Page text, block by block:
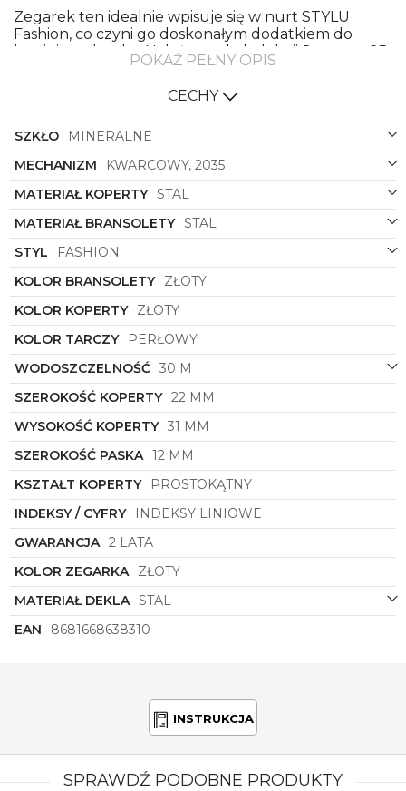
Zegarek ten idealnie wpisuje się w nurt STYLU
Fashion, co czyni go doskonałym dodatkiem do
letniej garderoby. Należy on do kolekcji Summer 25,
co dodaje mu niepowtarzalnego, letniego
charakteru, idealnego na ciepłe, słoneczne dni.
bransoleta, jak i koperta tego zegarka są w kolorze
złotym, co dodaje mu szyku i elegancji. Kolorowa
tarcza w odcieniu perłowym nadaje mu subtelności
i klasy, doskonale współgrając z całością designu.
Kształt prostokątnej koperty zegarka nadaje mu
nowoczesności i oryginalności, dzięki czemu będzie
doskonałym uzupełnieniem nawet najbardziej
wyszukanych stylizacji.
Zegarek damska Lee Cooper
tylko sposób na śledzenie czasu, to również wyraz
osobistego stylu i klasy. Pozwól mu zagościć na
Twoim nadgarstku i błyszcz w każdej sytuacji!
POKAŻ PEŁNY OPIS
CECHY
SZKŁO
MINERALNE
MECHANIZM
KWARCOWY, 2035
MATERIAŁ KOPERTY STAL
MATERIAŁ BRANSOLETY STAL
STYL
FASHION
KOLOR BRANSOLETY ZŁOTY
KOLOR KOPERTY ZŁOTY
KOLOR TARCZY
PERŁOWY
WODOSZCZELNOŚĆ 30 M
SZEROKOŚĆ KOPERTY 22 MM
WYSOKOŚĆ KOPERTY 31 MM
SZEROKOŚĆ PASKA 12 MM
KSZTAŁT KOPERTY
PROSTOKĄTNY
INDEKSY / CYFRY
INDEKSY LINIOWE
GWARANCJA 2 LATA
KOLOR ZEGARKA ZŁOTY
MATERIAŁ DEKLA STAL
EAN
8681668638310
INSTRUKCJA
SPRAWDŹ PODOBNE PRODUKTY